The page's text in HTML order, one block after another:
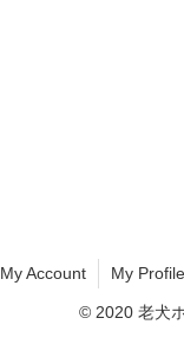
My Account My Profile
© 2020 老犬